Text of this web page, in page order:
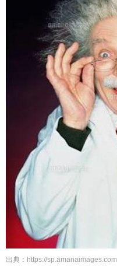
出典：https://sp.amanaimages.com